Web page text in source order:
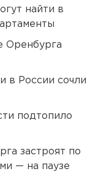
найти в
Оренбурга
в России сочли
подтопило
застроят по
— на паузе